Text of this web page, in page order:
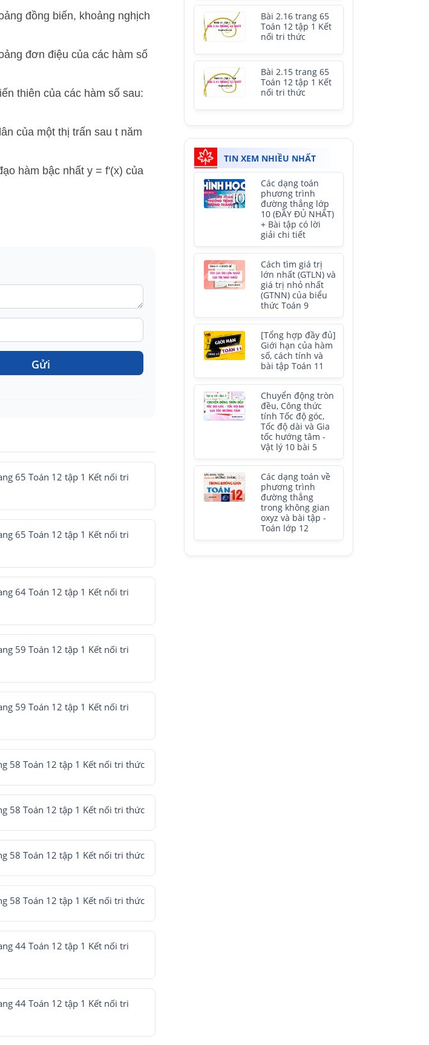
đồng biến, khoảng nghịch
đơn điệu của các hàm số
thiên của các hàm số sau:
của một thị trấn sau t năm
hàm bậc nhất y = f'(x) của
Gửi
65 Toán 12 tập 1 Kết nối tri
65 Toán 12 tập 1 Kết nối tri
64 Toán 12 tập 1 Kết nối tri
59 Toán 12 tập 1 Kết nối tri
59 Toán 12 tập 1 Kết nối tri
58 Toán 12 tập 1 Kết nối tri thức
58 Toán 12 tập 1 Kết nối tri thức
58 Toán 12 tập 1 Kết nối tri thức
58 Toán 12 tập 1 Kết nối tri thức
44 Toán 12 tập 1 Kết nối tri
44 Toán 12 tập 1 Kết nối tri
Bài 2.16 trang 65
Toán 12 tập 1 Kết
nối tri thức
Bài 2.15 trang 65
Toán 12 tập 1 Kết
nối tri thức
TIN XEM NHIỀU NHẤT
Các dạng toán
phương trình
đường thẳng lớp
10 (ĐẦY ĐỦ NHẤT)
+ Bài tập có lời
giải chi tiết
Cách tìm giá trị
lớn nhất (GTLN) và
giá trị nhỏ nhất
(GTNN) của biểu
thức Toán 9
[Tổng hợp đầy đủ]
Giới hạn của hàm
số, cách tính và
bài tập Toán 11
Chuyển động tròn
đều, Công thức
tính Tốc độ góc,
Tốc độ dài và Gia
tốc hướng tâm -
Vật lý 10 bài 5
Các dạng toán về
phương trình
đường thẳng
trong không gian
oxyz và bài tập -
Toán lớp 12